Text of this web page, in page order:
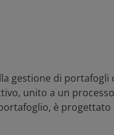
gestione di portafogli
unito a un processo
è progettato